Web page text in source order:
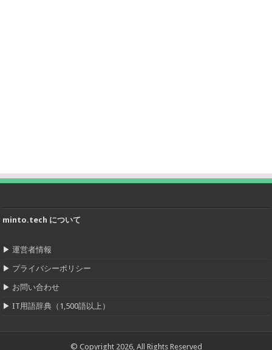
minto.tech について
▶運営者情報
▶ プライバシーポリシー
▶ お問い合わせ
▶IT用語辞典（1,500語以上）
© Copyright 2026, All Rights Reserved